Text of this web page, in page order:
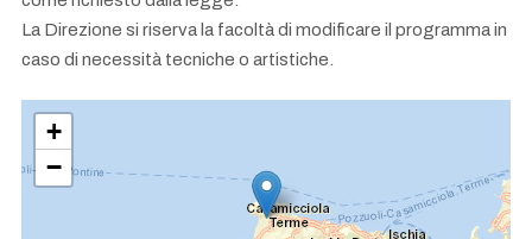
La Direzione si riserva la facoltà di modificare il programma in
caso di necessità tecniche o artistiche.
+
−